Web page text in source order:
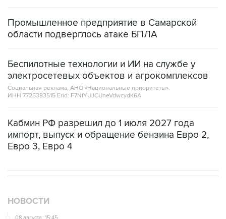
Промышленное предприятие в Самарской
области подверглось атаке БПЛА
Беспилотные технологии и ИИ на службе у
электросетевых объектов и агрокомплексов
Социальная реклама, АНО «Национальные приоритеты».
ИНН 7725383515 Erid: F7NfYUJCUneVdwcydK6A
Кабмин РФ разрешил до 1 июля 2027 года
импорт, выпуск и обращение бензина Евро 2,
Евро 3, Евро 4
НОВОСТИ